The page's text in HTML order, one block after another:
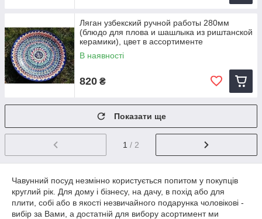
Ляган узбекский ручной работы 280мм
(блюдо для плова и шашлыка из риштанской
керамики), цвет в ассортименте
В наявності
820 ₴
Показати ще
1 / 2
Чавунний посуд незмінно користується попитом у покупців
круглий рік. Для дому і бізнесу, на дачу, в похід або для
плити, собі або в якості незвичайного подарунка чоловікові -
вибір за Вами, а достатній для вибору асортимент ми